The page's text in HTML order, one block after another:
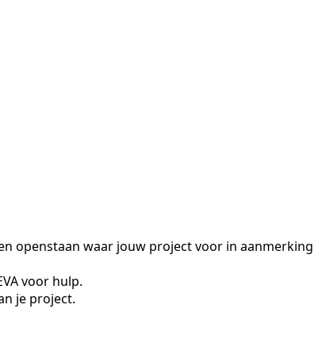
openstaan waar jouw project voor in aanmerking
voor hulp.
je project.